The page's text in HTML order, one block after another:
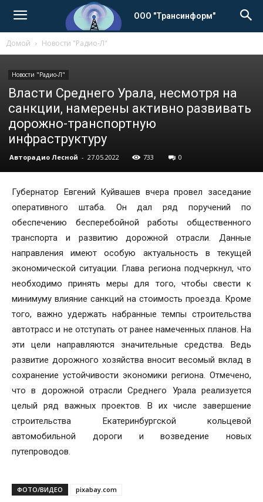
ООО "Трансинформ"
Домой Новости "Радио-Л"
Новости "Радио-Л"
Власти Среднего Урала, несмотря на
санкции, намерены активно развивать
дорожно-транспортную
инфраструктуру
Авторадио Лесной - 27.05.2022 733 0
Губернатор Евгений Куйвашев вчера провел заседание
оперативного штаба. Он дал ряд поручений по
обеспечению бесперебойной работы общественного
транспорта и развитию дорожной отрасли. Данные
направления имеют особую актуальность в текущей
экономической ситуации. Глава региона подчеркнул, что
необходимо принять меры для того, чтобы свести к
минимуму влияние санкций на стоимость проезда. Кроме
того, важно удержать набранные темпы строительства
автотрасс и не отступать от ранее намеченных планов. На
эти цели направляются значительные средства. Ведь
развитие дорожного хозяйства вносит весомый вклад в
сохранение устойчивости экономики региона. Отмечено,
что в дорожной отрасли Среднего Урала реализуется
целый ряд важных проектов. В их числе завершение
строительства Екатеринбургской кольцевой
автомобильной дороги и возведение новых
путепроводов.
ФОТО/ВИДЕО pixabay.com